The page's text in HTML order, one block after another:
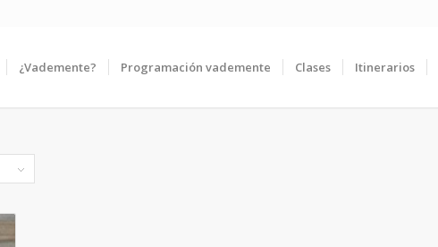
¿Vademente? Programación vademente Clases Itinerarios